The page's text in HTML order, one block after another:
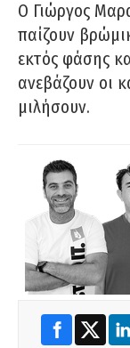
Ο Γιώργος
παίζουν
εκτός φάσης
ανεβάζουν οι
μιλήσουν.